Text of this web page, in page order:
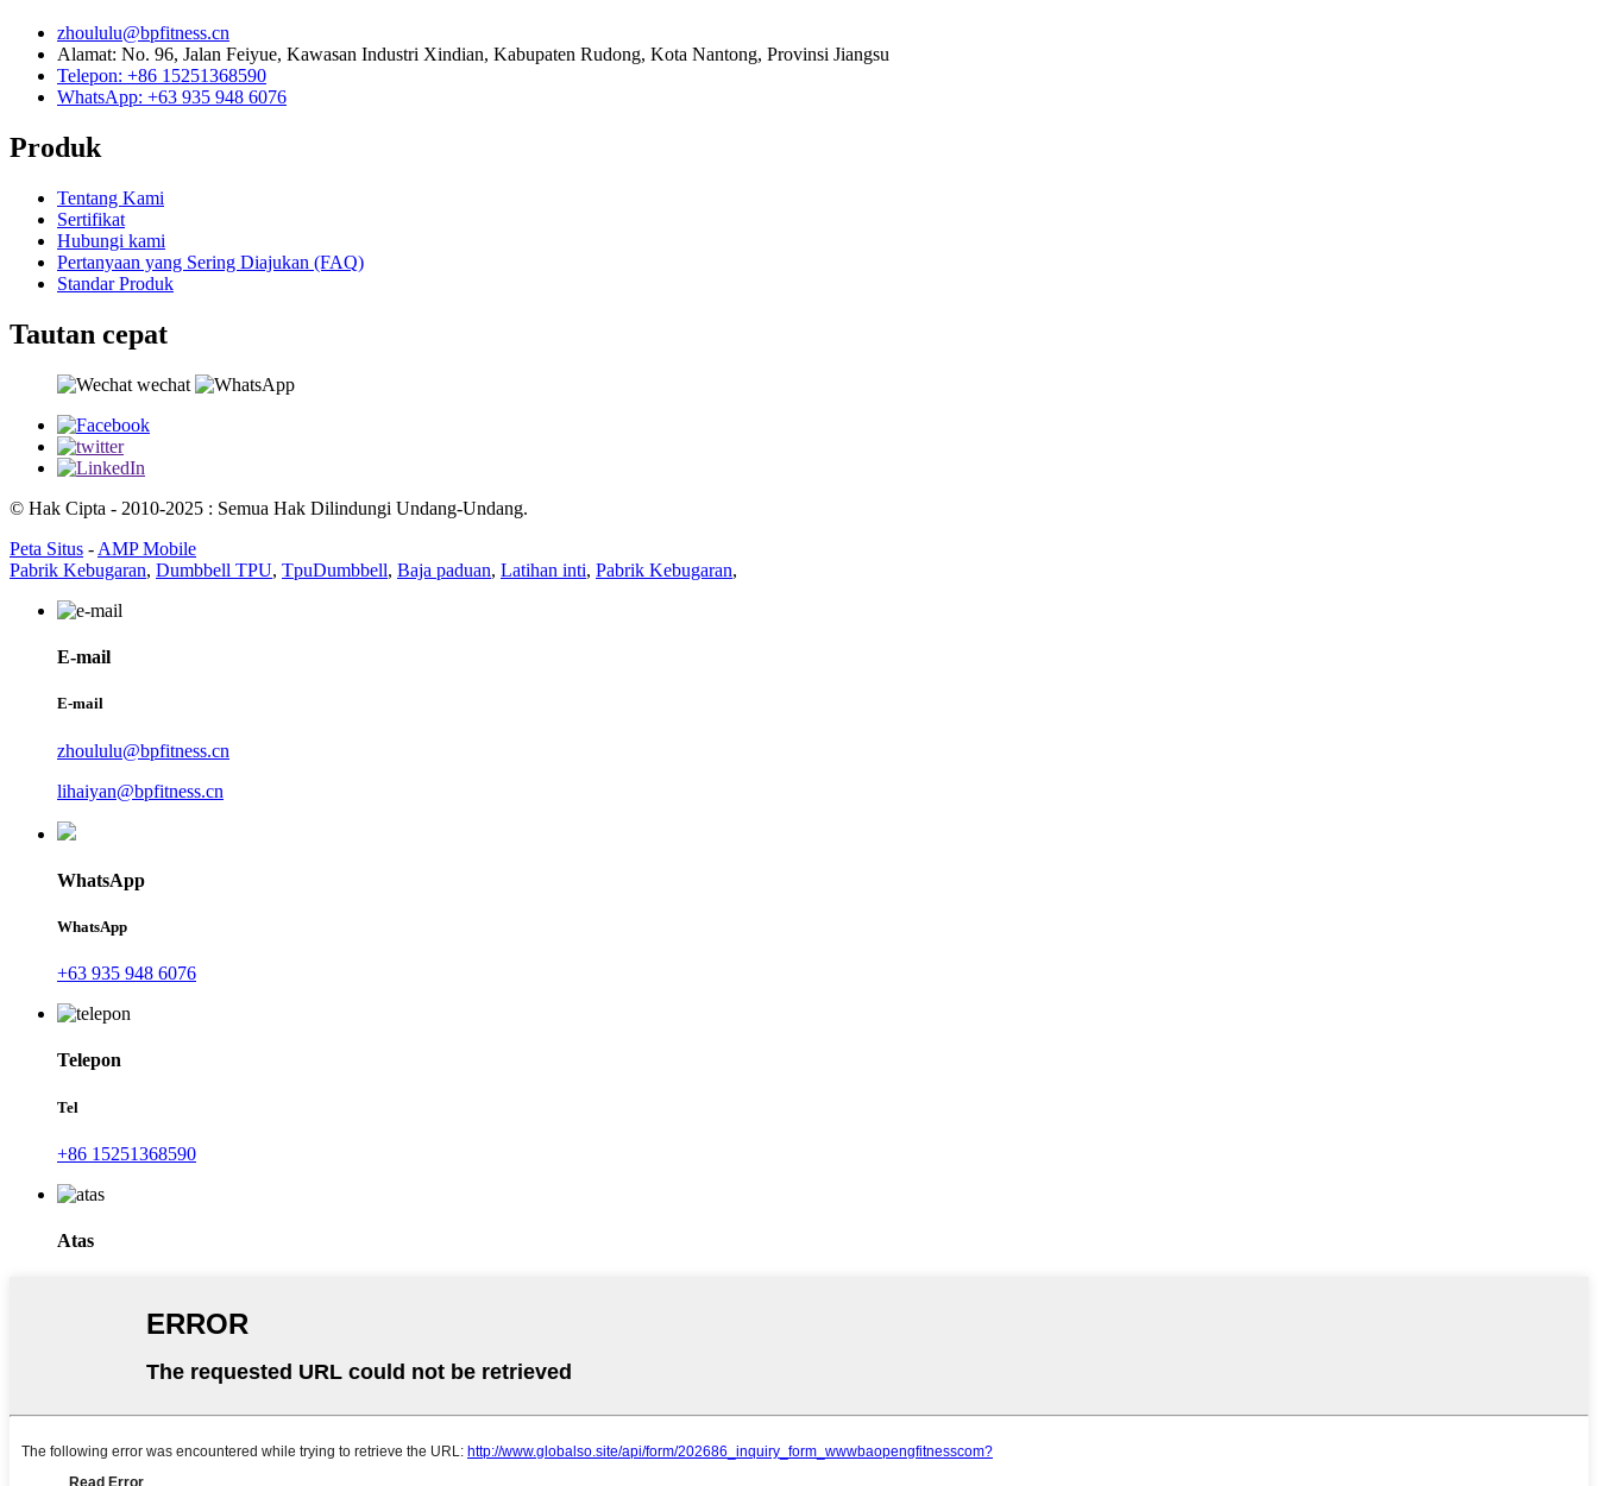
zhoululu@bpfitness.cn
Alamat: No. 96, Jalan Feiyue, Kawasan Industri Xindian, Kabupaten Rudong, Kota Nantong, Provinsi Jiangsu
Telepon: +86 15251368590
WhatsApp: +63 935 948 6076
Produk
Tentang Kami
Sertifikat
Hubungi kami
Pertanyaan yang Sering Diajukan (FAQ)
Standar Produk
Tautan cepat
© Hak Cipta - 2010-2025 : Semua Hak Dilindungi Undang-Undang.
Peta Situs - AMP Mobile
Pabrik Kebugaran, Dumbbell TPU, TpuDumbbell, Baja paduan, Latihan inti, Pabrik Kebugaran,
E-mail
E-mail
zhoululu@bpfitness.cn
lihaiyan@bpfitness.cn
WhatsApp
WhatsApp
+63 935 948 6076
Telepon
Tel
+86 15251368590
Atas